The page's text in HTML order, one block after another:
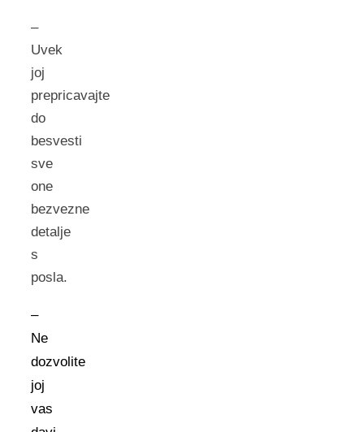
–
Uvek
joj
prepricavajte
do
besvesti
sve
one
bezvezne
detalje
s
posla.
–
Ne
dozvolite
joj
vas